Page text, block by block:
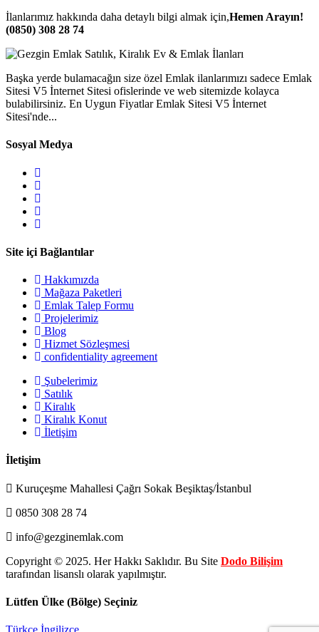
İlanlarımız hakkında daha detaylı bilgi almak için,Hemen Arayın!
(0850) 308 28 74
Başka yerde bulamacağın size özel Emlak ilanlarımızı sadece Emlak
Sitesi V5 İnternet Sitesi ofislerinde ve web sitemizde kolayca
bulabilirsiniz. En Uygun Fiyatlar Emlak Sitesi V5 İnternet
Sitesi'nde...
Sosyal Medya
Site içi Bağlantılar
Hakkımızda
Mağaza Paketleri
Emlak Talep Formu
Projelerimiz
Blog
Hizmet Sözleşmesi
confidentiality agreement
Şubelerimiz
Satılık
Kiralık
Kiralık Konut
İletişim
İletişim
Kuruçeşme Mahallesi Çağrı Sokak Beşiktaş/İstanbul
0850 308 28 74
info@gezginemlak.com
Copyright © 2025. Her Hakkı Saklıdır. Bu Site Dodo Bilişim
tarafından lisanslı olarak yapılmıştır.
Lütfen Ülke (Bölge) Seçiniz